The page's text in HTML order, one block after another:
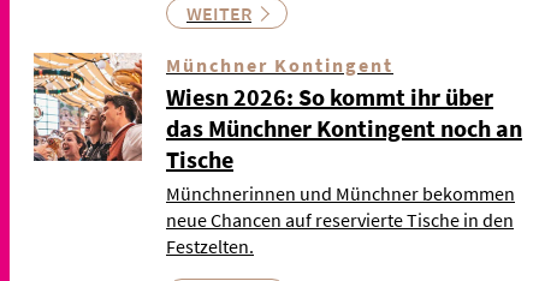
WEITER
Münchner Kontingent
Wiesn 2026: So kommt ihr über
das Münchner Kontingent noch an
Tische
Münchnerinnen und Münchner bekommen
neue Chancen auf reservierte Tische in den
Festzelten.